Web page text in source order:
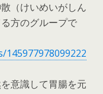
（けいめいがしん
方のグループで
意識して胃腸を元